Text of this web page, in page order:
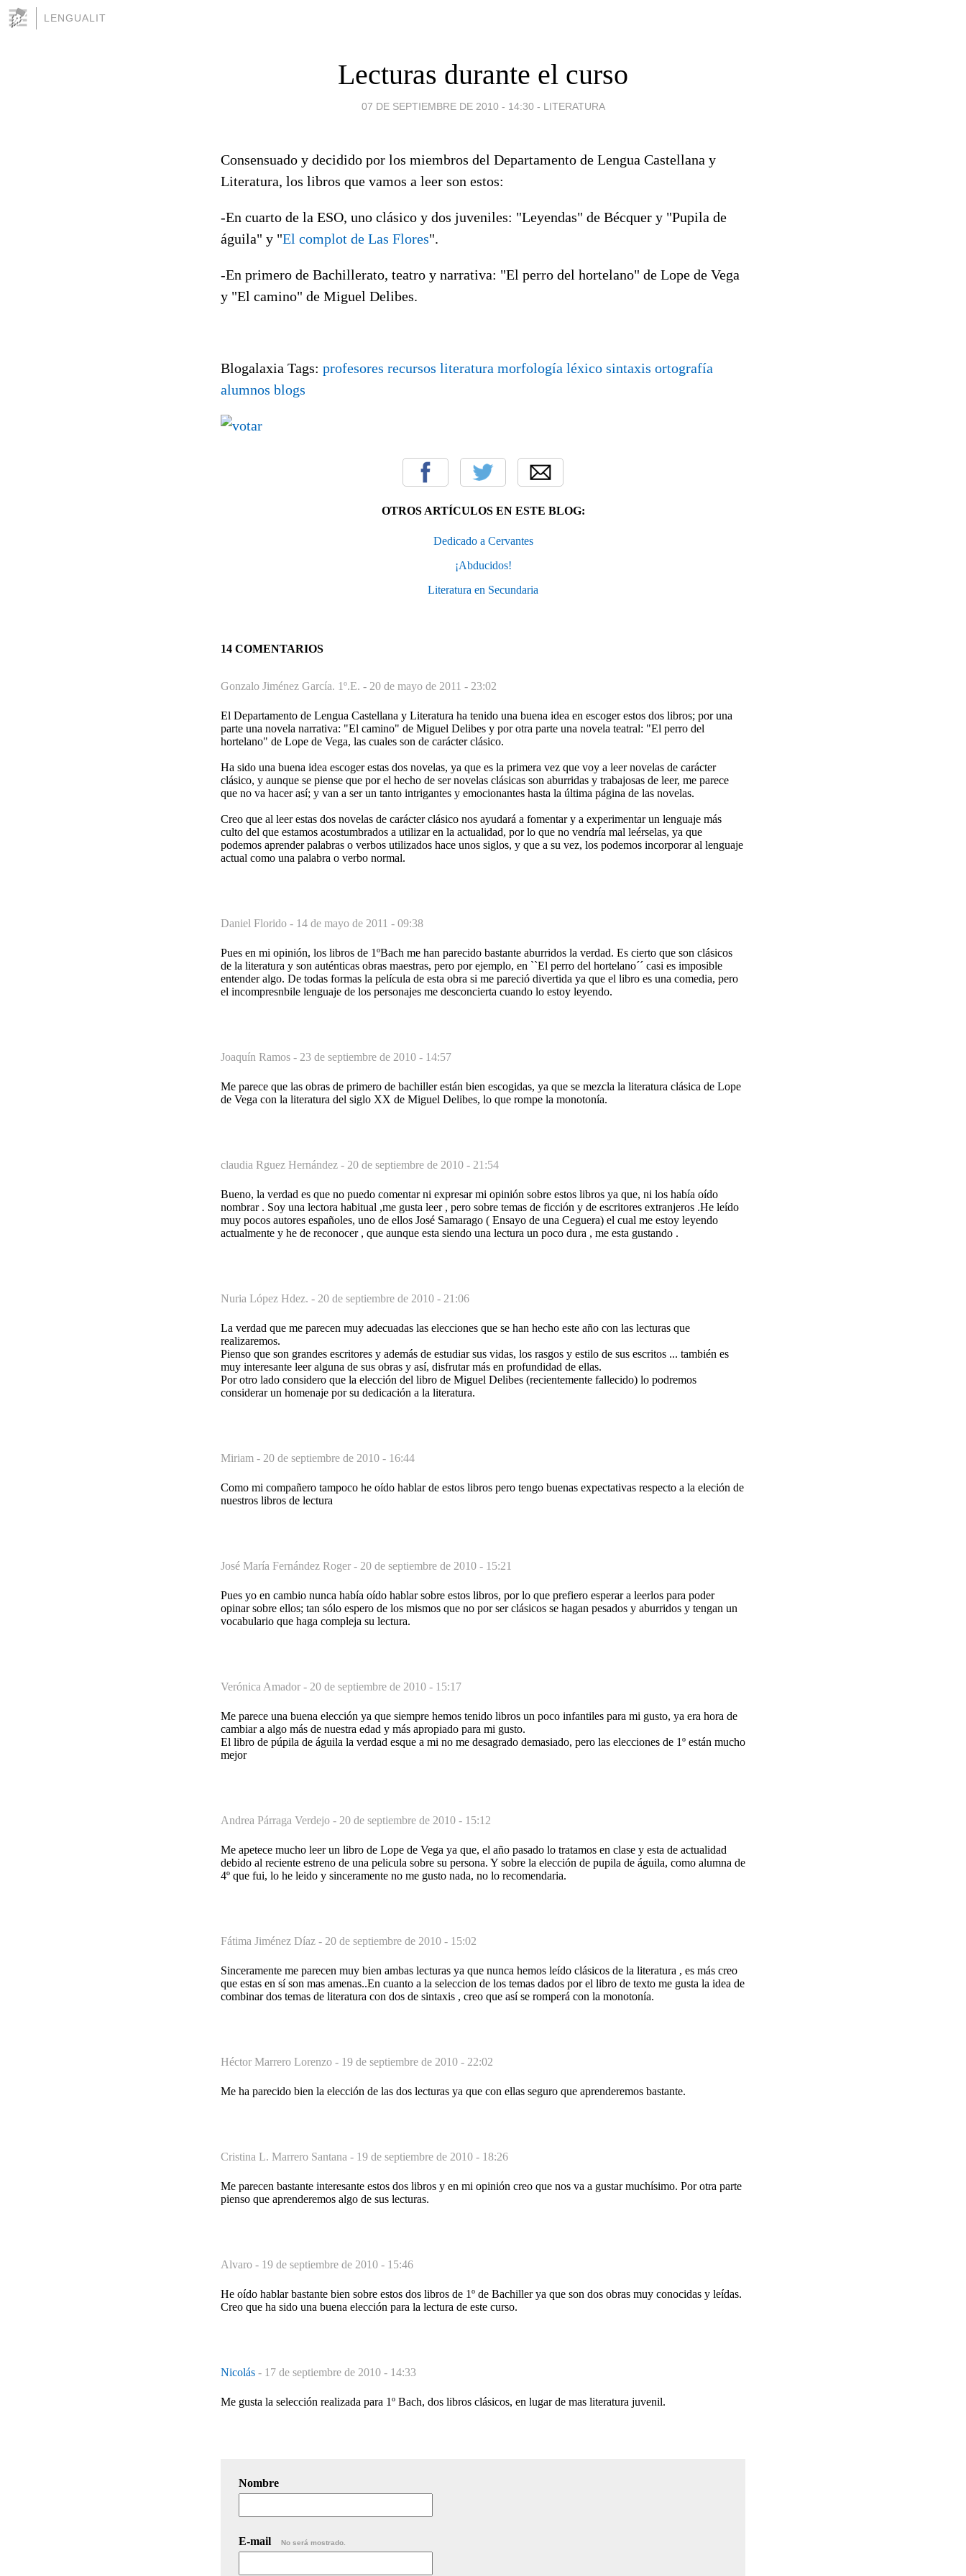
LENGUALIT
Lecturas durante el curso
07 DE SEPTIEMBRE DE 2010 - 14:30 - LITERATURA
Consensuado y decidido por los miembros del Departamento de Lengua Castellana y
Literatura, los libros que vamos a leer son estos:
-En cuarto de la ESO, uno clásico y dos juveniles: "Leyendas" de Bécquer y "Pupila de
águila" y "El complot de Las Flores".
-En primero de Bachillerato, teatro y narrativa: "El perro del hortelano" de Lope de Vega
y "El camino" de Miguel Delibes.
Blogalaxia Tags: profesores recursos literatura morfología léxico sintaxis ortografía
alumnos blogs
OTROS ARTÍCULOS EN ESTE BLOG:
Dedicado a Cervantes
¡Abducidos!
Literatura en Secundaria
14 COMENTARIOS
Gonzalo Jiménez García. 1º.E. - 20 de mayo de 2011 - 23:02
El Departamento de Lengua Castellana y Literatura ha tenido una buena idea en escoger estos dos libros; por una
parte una novela narrativa: "El camino" de Miguel Delibes y por otra parte una novela teatral: "El perro del
hortelano" de Lope de Vega, las cuales son de carácter clásico.
Ha sido una buena idea escoger estas dos novelas, ya que es la primera vez que voy a leer novelas de carácter
clásico, y aunque se piense que por el hecho de ser novelas clásicas son aburridas y trabajosas de leer, me parece
que no va hacer así; y van a ser un tanto intrigantes y emocionantes hasta la última página de las novelas.
Creo que al leer estas dos novelas de carácter clásico nos ayudará a fomentar y a experimentar un lenguaje más
culto del que estamos acostumbrados a utilizar en la actualidad, por lo que no vendría mal leérselas, ya que
podemos aprender palabras o verbos utilizados hace unos siglos, y que a su vez, los podemos incorporar al lenguaje
actual como una palabra o verbo normal.
Daniel Florido - 14 de mayo de 2011 - 09:38
Pues en mi opinión, los libros de 1ºBach me han parecido bastante aburridos la verdad. Es cierto que son clásicos
de la literatura y son auténticas obras maestras, pero por ejemplo, en ``El perro del hortelano´´ casi es imposible
entender algo. De todas formas la película de esta obra si me pareció divertida ya que el libro es una comedia, pero
el incompresnbile lenguaje de los personajes me desconcierta cuando lo estoy leyendo.
Joaquín Ramos - 23 de septiembre de 2010 - 14:57
Me parece que las obras de primero de bachiller están bien escogidas, ya que se mezcla la literatura clásica de Lope
de Vega con la literatura del siglo XX de Miguel Delibes, lo que rompe la monotonía.
claudia Rguez Hernández - 20 de septiembre de 2010 - 21:54
Bueno, la verdad es que no puedo comentar ni expresar mi opinión sobre estos libros ya que, ni los había oído
nombrar . Soy una lectora habitual ,me gusta leer , pero sobre temas de ficción y de escritores extranjeros .He leído
muy pocos autores españoles, uno de ellos José Samarago ( Ensayo de una Ceguera) el cual me estoy leyendo
actualmente y he de reconocer , que aunque esta siendo una lectura un poco dura , me esta gustando .
Nuria López Hdez. - 20 de septiembre de 2010 - 21:06
La verdad que me parecen muy adecuadas las elecciones que se han hecho este año con las lecturas que
realizaremos.
Pienso que son grandes escritores y además de estudiar sus vidas, los rasgos y estilo de sus escritos ... también es
muy interesante leer alguna de sus obras y así, disfrutar más en profundidad de ellas.
Por otro lado considero que la elección del libro de Miguel Delibes (recientemente fallecido) lo podremos
considerar un homenaje por su dedicación a la literatura.
Miriam - 20 de septiembre de 2010 - 16:44
Como mi compañero tampoco he oído hablar de estos libros pero tengo buenas expectativas respecto a la eleción de
nuestros libros de lectura
José María Fernández Roger - 20 de septiembre de 2010 - 15:21
Pues yo en cambio nunca había oído hablar sobre estos libros, por lo que prefiero esperar a leerlos para poder
opinar sobre ellos; tan sólo espero de los mismos que no por ser clásicos se hagan pesados y aburridos y tengan un
vocabulario que haga compleja su lectura.
Verónica Amador - 20 de septiembre de 2010 - 15:17
Me parece una buena elección ya que siempre hemos tenido libros un poco infantiles para mi gusto, ya era hora de
cambiar a algo más de nuestra edad y más apropiado para mi gusto.
El libro de púpila de águila la verdad esque a mi no me desagrado demasiado, pero las elecciones de 1º están mucho
mejor
Andrea Párraga Verdejo - 20 de septiembre de 2010 - 15:12
Me apetece mucho leer un libro de Lope de Vega ya que, el año pasado lo tratamos en clase y esta de actualidad
debido al reciente estreno de una pelicula sobre su persona. Y sobre la elección de pupila de águila, como alumna de
4º que fui, lo he leido y sinceramente no me gusto nada, no lo recomendaria.
Fátima Jiménez Díaz - 20 de septiembre de 2010 - 15:02
Sinceramente me parecen muy bien ambas lecturas ya que nunca hemos leído clásicos de la literatura , es más creo
que estas en sí son mas amenas..En cuanto a la seleccion de los temas dados por el libro de texto me gusta la idea de
combinar dos temas de literatura con dos de sintaxis , creo que así se romperá con la monotonía.
Héctor Marrero Lorenzo - 19 de septiembre de 2010 - 22:02
Me ha parecido bien la elección de las dos lecturas ya que con ellas seguro que aprenderemos bastante.
Cristina L. Marrero Santana - 19 de septiembre de 2010 - 18:26
Me parecen bastante interesante estos dos libros y en mi opinión creo que nos va a gustar muchísimo. Por otra parte
pienso que aprenderemos algo de sus lecturas.
Alvaro - 19 de septiembre de 2010 - 15:46
He oído hablar bastante bien sobre estos dos libros de 1º de Bachiller ya que son dos obras muy conocidas y leídas.
Creo que ha sido una buena elección para la lectura de este curso.
Nicolás - 17 de septiembre de 2010 - 14:33
Me gusta la selección realizada para 1º Bach, dos libros clásicos, en lugar de mas literatura juvenil.
Nombre
E-mail No será mostrado.